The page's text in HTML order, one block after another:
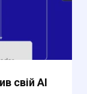
свій AI